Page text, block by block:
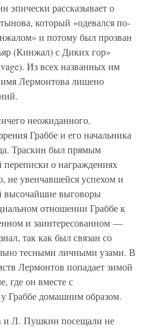
эпически рассказывает о
который «одевался по-
и потому был прозван
(Кинжал) с Диких гор»
Из всех названных им
имя Лермонтова лишено
неожиданного.
Граббе и его начальника
Траскин был прямым
о награждениях
не увенчавшейся успехом и
высочайшие выговоры
отношении Граббе к
и заинтересованном —
так как был связан со
тесными личными узами. В
Лермонтов попадает зимой
где он вместе с
домашним образом.
и Л. Пушкин посещали не